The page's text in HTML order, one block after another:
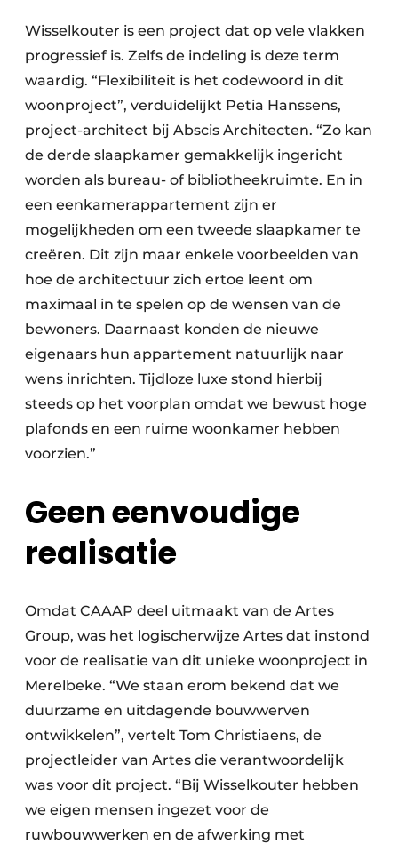
Wisselkouter is een project dat op vele vlakken
progressief is. Zelfs de indeling is deze term
waardig. “Flexibiliteit is het codewoord in dit
woonproject”, verduidelijkt Petia Hanssens,
project-architect bij Abscis Architecten. “Zo kan
de derde slaapkamer gemakkelijk ingericht
worden als bureau- of bibliotheekruimte. En in
een eenkamerappartement zijn er
mogelijkheden om een tweede slaapkamer te
creëren. Dit zijn maar enkele voorbeelden van
hoe de architectuur zich ertoe leent om
maximaal in te spelen op de wensen van de
bewoners. Daarnaast konden de nieuwe
eigenaars hun appartement natuurlijk naar
wens inrichten. Tijdloze luxe stond hierbij
steeds op het voorplan omdat we bewust hoge
plafonds en een ruime woonkamer hebben
voorzien.”
Geen eenvoudige
realisatie
Omdat CAAAP deel uitmaakt van de Artes
Group, was het logischerwijze Artes dat instond
voor de realisatie van dit unieke woonproject in
Merelbeke. “We staan erom bekend dat we
duurzame en uitdagende bouwwerven
ontwikkelen”, vertelt Tom Christiaens, de
projectleider van Artes die verantwoordelijk
was voor dit project. “Bij Wisselkouter hebben
we eigen mensen ingezet voor de
ruwbouwwerken en de afwerking met